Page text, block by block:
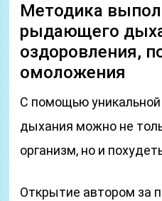
Методика
рыдающего
оздоровления,
омоложения
С помощью
дыхания можно не
организм, но и
Открытие автором за